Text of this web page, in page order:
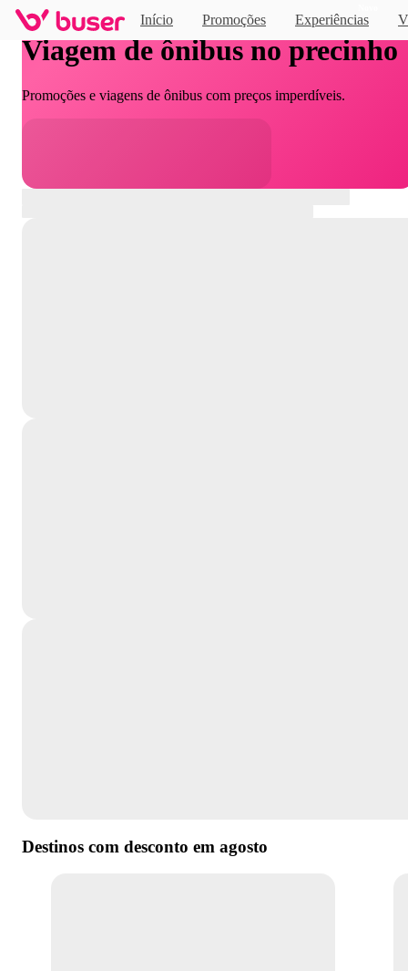
Início Promoções Experiências
Viagem de ônibus no precinho
Promoções e viagens de ônibus com preços imperdíveis.
Destinos com desconto em agosto